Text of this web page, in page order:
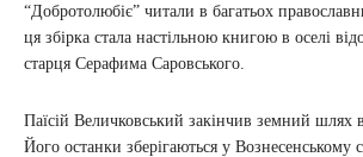
“Добротолюбіє” читали в багатьох
ця збірка стала настільною книгою в оселі
старця Серафима Саровського.
Паїсій Величковський закінчив земний шлях
Його останки зберігаються у Вознесенському